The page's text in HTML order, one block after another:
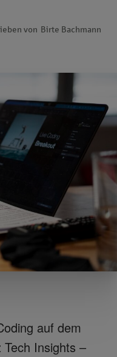
von Birte Bachmann
auf dem
Insights –